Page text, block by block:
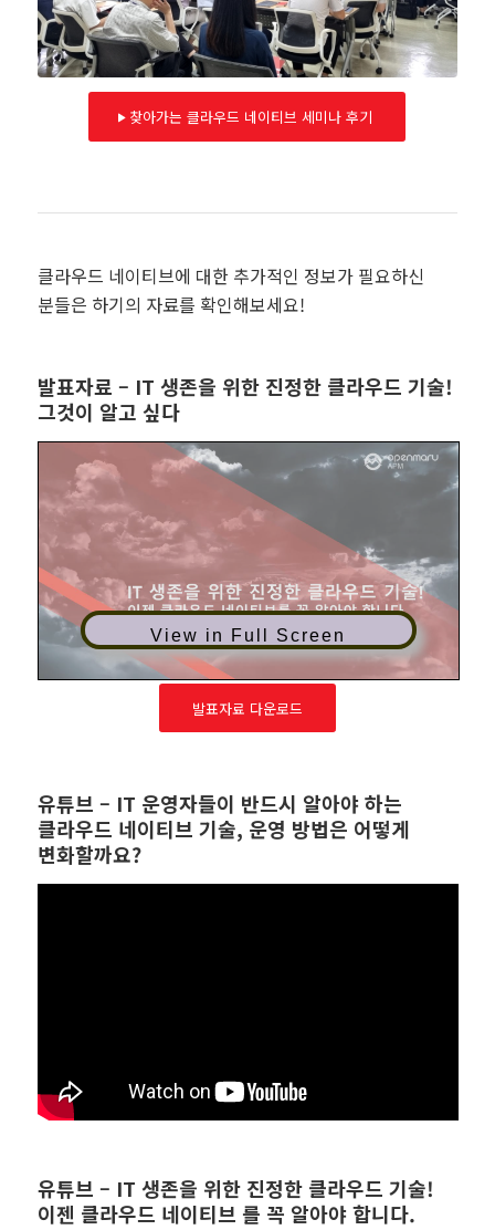
찾아가는 클라우드 네이티브 세미나 후기
클라우드 네이티브에 대한 추가적인 정보가 필요하신
분들은 하기의 자료를 확인해보세요!
발표자료 – IT 생존을 위한 진정한 클라우드 기술!
그것이 알고 싶다
View in Full Screen
발표자료 다운로드
유튜브 – IT 운영자들이 반드시 알아야 하는
클라우드 네이티브 기술, 운영 방법은 어떻게
변화할까요?
유튜브 – IT 생존을 위한 진정한 클라우드 기술!
이젠 클라우드 네이티브 를 꼭 알아야 합니다.